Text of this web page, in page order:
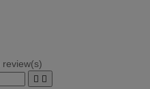
review(s)
 